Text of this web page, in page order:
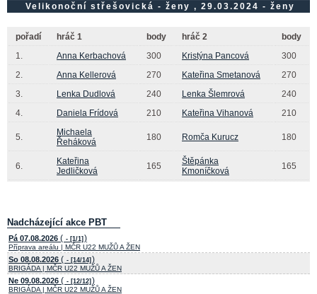
Velikonoční střešovická - ženy , 29.03.2024 - ženy
pořadí hráč 1 body hráč 2
body
1.
Anna Kerbachová 300 Kristýna Pancová
300
2.
Anna Kellerová 270 Kateřina Smetanová
270
3.
Lenka Dudlová 240 Lenka Šlemrová
240
4.
Daniela Frídová 210 Kateřina Vihanová 210
5.
Michaela
Řeháková
180 Romča Kurucz 180
6.
Kateřina
Jedličková
165
Štěpánka
Kmoníčková
165
Nadcházející akce PBT
Pá 07.08.2026 ( - [1/1] )
Příprava areálu | MČR U22 MUŽŮ A ŽEN
So 08.08.2026 ( - [14/14] )
BRIGÁDA | MČR U22 MUŽŮ A ŽEN
Ne 09.08.2026 ( - [12/12] )
BRIGÁDA | MČR U22 MUŽŮ A ŽEN